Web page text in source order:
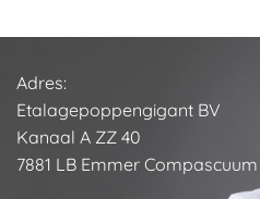
Adres:
Etalagepoppengigant BV
Kanaal A ZZ 40
7881 LB Emmer Compascuum